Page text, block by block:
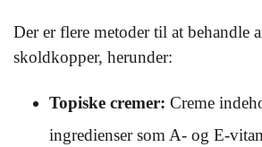
Der er flere metoder til at behandle
skoldkopper, herunder:
Topiske cremer: Creme
ingredienser som A- og E-